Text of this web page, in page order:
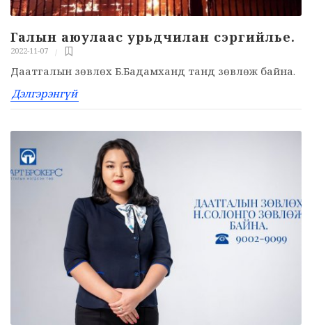
Галын аюулаас урьдчилан сэргийлье.
2022-11-07
Даатгалын зөвлөх Б.Бадамханд танд зөвлөж байна.
Дэлгэрэнгүй